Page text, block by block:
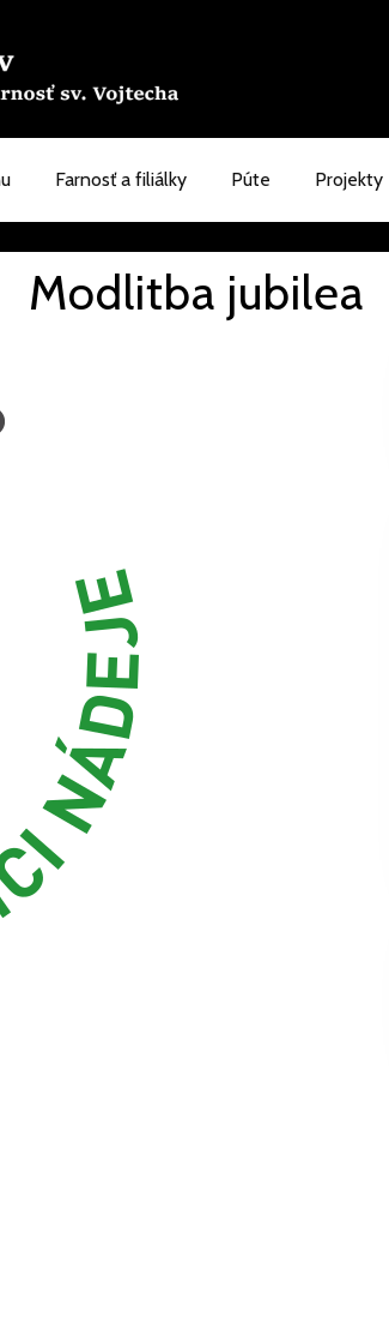
Farnosť a filiálky Púte Projekty
Modlitba jubilea